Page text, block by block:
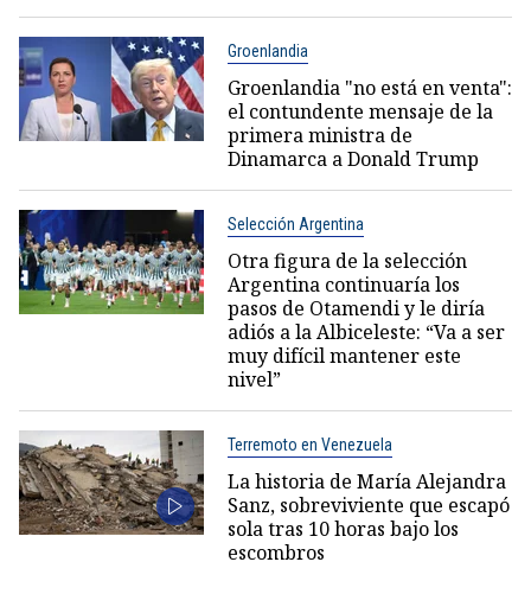
Groenlandia
Groenlandia "no está en venta":
el contundente mensaje de la
primera ministra de
Dinamarca a Donald Trump
Selección Argentina
Otra figura de la selección
Argentina continuaría los
pasos de Otamendi y le diría
adiós a la Albiceleste: “Va a ser
muy difícil mantener este
nivel”
Terremoto en Venezuela
La historia de María Alejandra
Sanz, sobreviviente que escapó
sola tras 10 horas bajo los
escombros